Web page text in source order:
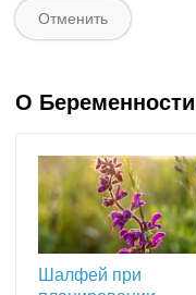
О Беременности
Шалфей при